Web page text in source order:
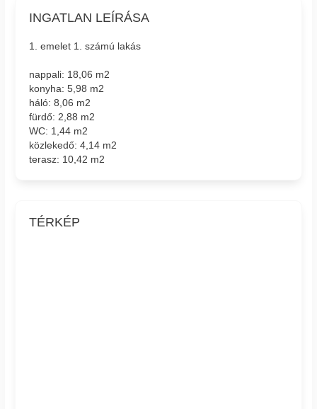
INGATLAN LEÍRÁSA
1. emelet 1. számú lakás
nappali: 18,06 m2
konyha: 5,98 m2
háló: 8,06 m2
fürdő: 2,88 m2
WC: 1,44 m2
közlekedő: 4,14 m2
terasz: 10,42 m2
TÉRKÉP